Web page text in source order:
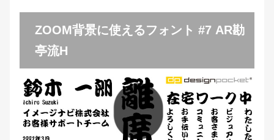
ZOOM背景に使えるフォント #7 AR勘
亭流H